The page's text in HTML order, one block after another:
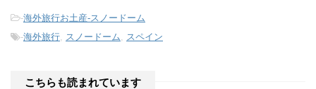
-海外旅行お土産-スノードーム
-海外旅行 スノードーム スペイン
こちらも読まれています